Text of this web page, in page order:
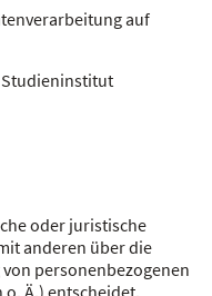
auf
Studieninstitut
oder juristische
anderen über die
personenbezogenen
o. Ä.) entscheidet.